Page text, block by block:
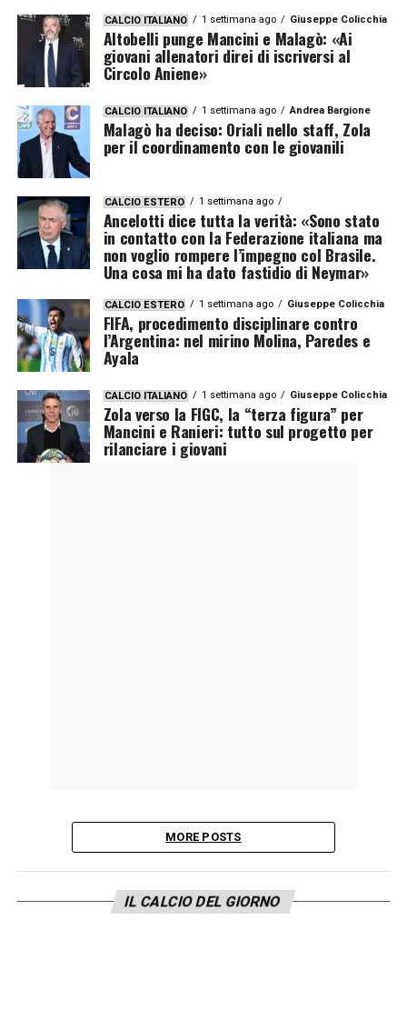
CALCIO ITALIANO 1 settimana ago Giuseppe Colicchia
Altobelli punge Mancini e Malagò: «Ai
giovani allenatori direi di iscriversi al
Circolo Aniene»
CALCIO ITALIANO 1 settimana ago Andrea Bargione
Malagò ha deciso: Oriali nello staff, Zola
per il coordinamento con le giovanili
CALCIO ESTERO 1 settimana ago
Ancelotti dice tutta la verità: «Sono stato
in contatto con la Federazione italiana ma
non voglio rompere l’impegno col Brasile.
Una cosa mi ha dato fastidio di Neymar»
CALCIO ESTERO 1 settimana ago Giuseppe Colicchia
FIFA, procedimento disciplinare contro
l’Argentina: nel mirino Molina, Paredes e
Ayala
CALCIO ITALIANO 1 settimana ago Giuseppe Colicchia
Zola verso la FIGC, la “terza figura” per
Mancini e Ranieri: tutto sul progetto per
rilanciare i giovani
MORE POSTS
IL CALCIO DEL GIORNO